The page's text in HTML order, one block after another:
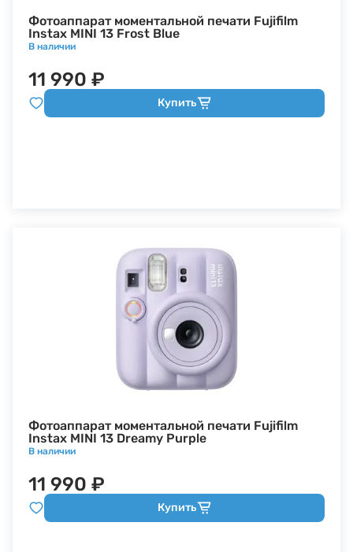
Фотоаппарат моментальной печати Fujifilm
Instax MINI 13 Frost Blue
В наличии
11 990 ₽
Купить
Фотоаппарат моментальной печати Fujifilm
Instax MINI 13 Dreamy Purple
В наличии
11 990 ₽
Купить